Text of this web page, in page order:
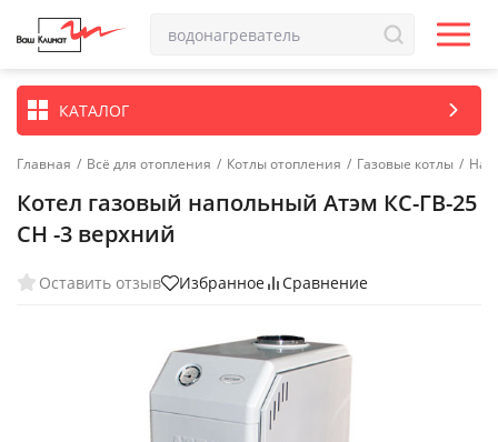
КАТАЛОГ
Главная / Всё для отопления / Котлы отопления / Газовые котлы /
Котел газовый напольный Атэм КС-ГВ-25
СН -3 верхний
Оставить отзыв Избранное Сравнение